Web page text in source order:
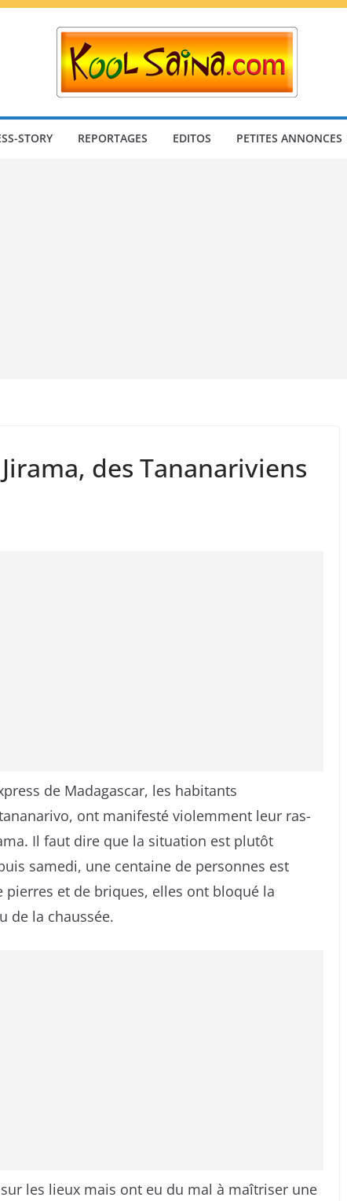
STORY REPORTAGES EDITOS PETITES ANNONCES
des Tananariviens
de Madagascar, les habitants
ont manifesté violemment leur ras-
Il faut dire que la situation est plutôt
samedi, une centaine de personnes est
pierres et de briques, elles ont bloqué la
de la chaussée.
les lieux mais ont eu du mal à maîtriser une